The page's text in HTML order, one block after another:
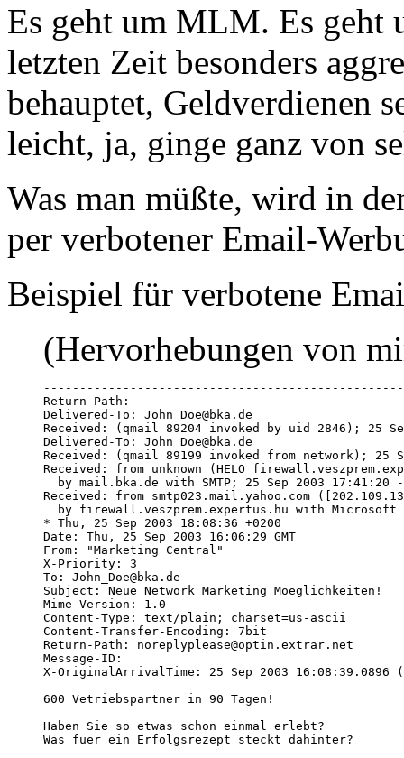
Es geht um MLM. Es geht
letzten Zeit besonders
behauptet, Geldverdienen
leicht, ja, ginge ganz von
Was man müßte, wird in
per verbotener Email-
Beispiel für verbotene
(Hervorhebungen von
Return-Path:
Delivered-To: John_Doe@bka.de
Received: (qmail 89204 invoked by uid 2846); 25
Delivered-To: John_Doe@bka.de
Received: (qmail 89199 invoked from network); 25
Received: from unknown (HELO
by mail.bka.de with SMTP; 25 Sep 2003 17:41:20
Received: from smtp023.mail.yahoo.com
by firewall.veszprem.expertus.hu with Microsoft
* Thu, 25 Sep 2003 18:08:36 +0200
Date: Thu, 25 Sep 2003 16:06:29 GMT
From: "Marketing Central"
X-Priority: 3
To: John_Doe@bka.de
Subject: Neue Network Marketing Moeglichkeiten!
Mime-Version: 1.0
Content-Type: text/plain; charset=us-ascii
Content-Transfer-Encoding: 7bit
Return-Path: noreplyplease@optin.extrar.net
Message-ID:
X-OriginalArrivalTime: 25 Sep 2003 16:08:39.0896
600 Vetriebspartner in 90 Tagen!
Haben Sie so etwas schon einmal erlebt?
Was fuer ein Erfolgsrezept steckt dahinter?